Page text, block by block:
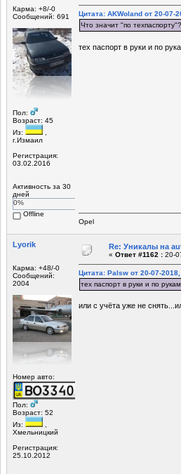
Карма: +8/-0
Сообщений: 691
Пол:
Возраст: 45
Из:
г.Измаил
Регистрация:
03.02.2016
Активность за 30
дней
0%
Offline
Цитата: AKWoland от 20-07-
Что значит "по техпаспорту"?
тех паспорт в руки и по
Opel
Lyorik
Карма: +48/-0
Сообщений:
2004
Номер авто:
Пол:
Возраст: 52
Из:
,
Хмельницкий
Регистрация:
25.10.2012
Re: Уникалы на
« Ответ #1162 : 20-
Цитата: Palsw от 20-07-
тех паспорт в руки и по
или с учёта уже не